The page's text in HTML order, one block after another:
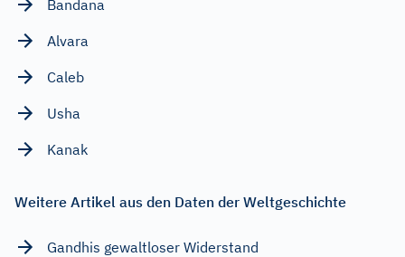
Bandana
Alvara
Caleb
Usha
Kanak
Weitere Artikel aus den Daten der Weltgeschichte
Gandhis gewaltloser Widerstand